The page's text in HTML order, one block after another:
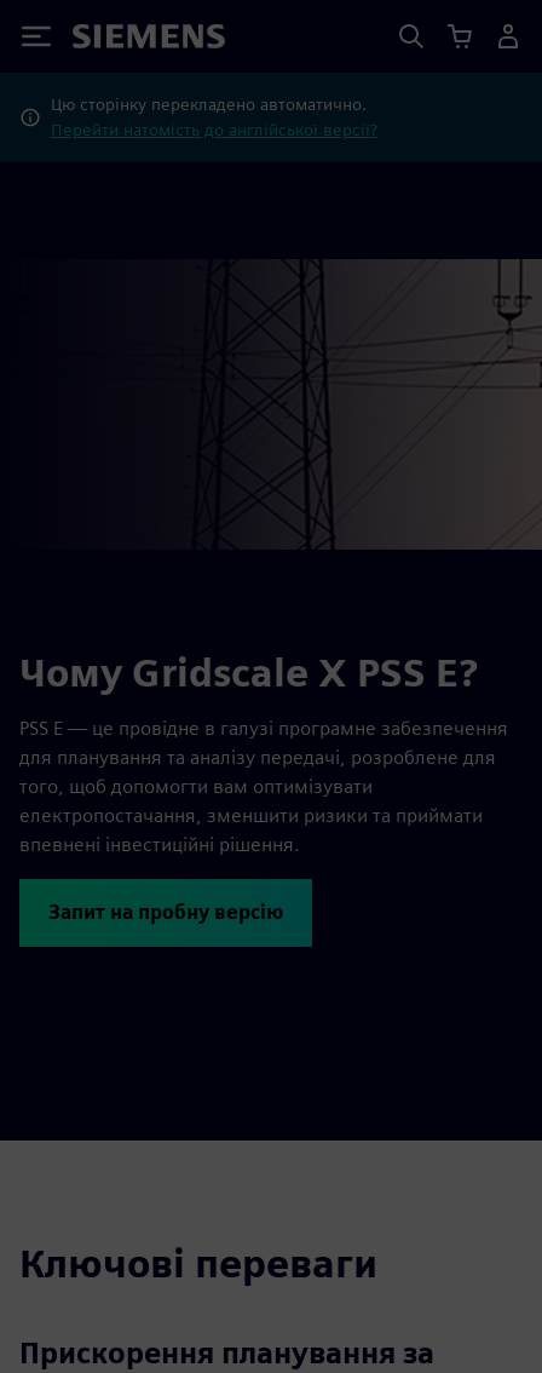
Siemens
Цю сторінку перекладено автоматично.
Перейти натомість до англійської версії?
Чому Gridscale X PSS E?
PSS E — це провідне в галузі програмне забезпечення
для планування та аналізу передачі, розроблене для
того, щоб допомогти вам оптимізувати
електропостачання, зменшити ризики та приймати
впевнені інвестиційні рішення.
Запит на пробну версію
Ключові переваги
Прискорення планування за